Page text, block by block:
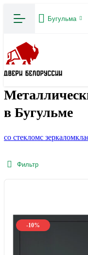
Бугульма
в Бугульме
со стекломс зеркалом
Фильтр
-10%